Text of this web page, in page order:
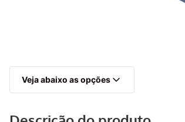
Veja abaixo as opções